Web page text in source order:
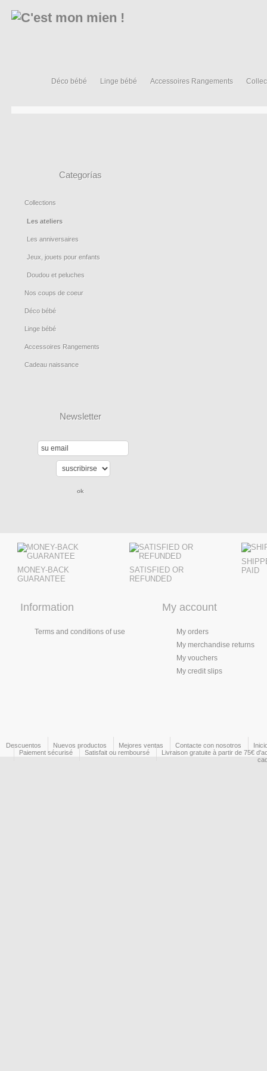
Déco bébé Linge bébé Accessoires Rangements
Categorías
Collections
Les ateliers
Les anniversaires
Jeux, jouets pour enfants
Doudou et peluches
Nos coups de coeur
Déco bébé
Linge bébé
Accessoires Rangements
Cadeau naissance
Newsletter
MONEY-BACK
GUARANTEE
SATISFIED OR
REFUNDED
PAID
Information
Terms and conditions of use
My account
My orders
My merchandise returns
My vouchers
My credit slips
Descuentos Nuevos productos Mejores ventas Contacte con nosotros
Paiement sécurisé
Satisfait ou remboursé
Livraison gratuite à partir de 75€